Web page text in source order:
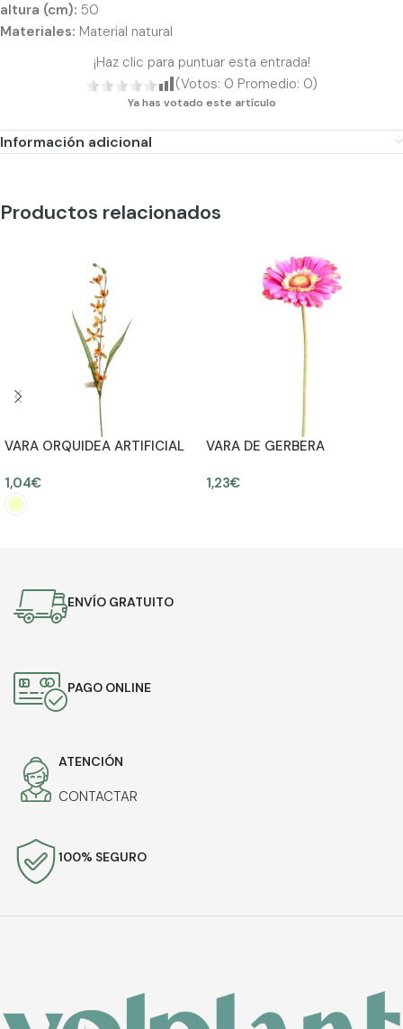
altura (cm): 50
Materiales: Material natural
¡Haz clic para puntuar esta entrada!
(Votos: 0 Promedio: 0)
Ya has votado este artículo
Información adicional
Productos relacionados
VARA ORQUIDEA ARTIFICIAL
1,04€
VARA DE GERBERA
1,23€
ENVÍO GRATUITO
PAGO ONLINE
ATENCIÓN
CONTACTAR
100% SEGURO